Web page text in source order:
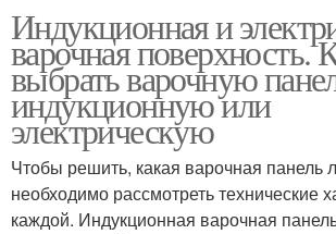
Индукционная и
варочная поверхность.
выбрать варочную
индукционную или
электрическую
Чтобы решить, какая варочная панель
необходимо рассмотреть технические
каждой. Индукционная варочная